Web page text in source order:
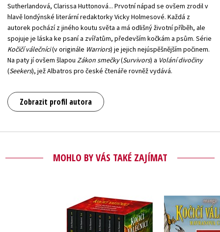
Sutherlandová, Clarissa Huttonová... Prvotní nápad se ovšem zrodil v
hlavě londýnské literární redaktorky Vicky Holmesové. Každá z
autorek pochází z jiného koutu světa a má odlišný životní příběh, ale
spojuje je láska ke psaní a zvířatům, především kočkám a psům. Série
Kočičí válečníci(v originále Warriors) je jejich nejúspěšnějším počinem.
Na paty jí ovšem šlapou Zákon smečky(Survivors) a Volání divočiny
(Seekers), jež Albatros pro české čtenáře rovněž vydává.
Zobrazit profil autora
MOHLO BY VÁS TAKÉ ZAJÍMAT
Kočičí válečníci: BOX
1-6
Kočičí
Havranova
- Klan v